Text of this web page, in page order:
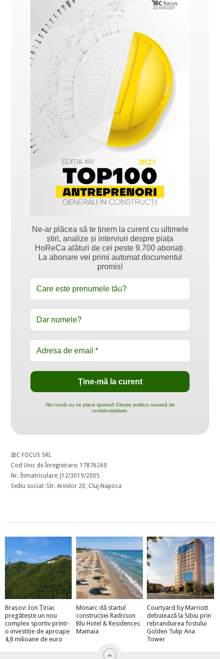
Ne-ar plăcea să te ținem la curent cu ultimele
știri, analize și interviuri despre piața
HoReCa alături de cei peste 9.700 abonați.
La abonare vei primi automat documentul
promis!
Nici nouă nu ne place spamul! Citește politica noastră de
confidențialitate.
IBC FOCUS SRL
Cod Unic de Înregistrare: 17876260
Nr. Înmatriculare: J12/3019/2005
Sediu social: Str. Arinilor 20, Cluj-Napoca
Brașov: Ion Țiriac
pregătește un nou
complex sportiv printr-
o investiție de aproape
4,8 milioane de euro
Monarc dă startul
construcției Radisson
Blu Hotel & Residences
Mamaia
Courtyard by Marriott
debutează la Sibiu prin
rebranduirea fostului
Golden Tulip Ana
Tower